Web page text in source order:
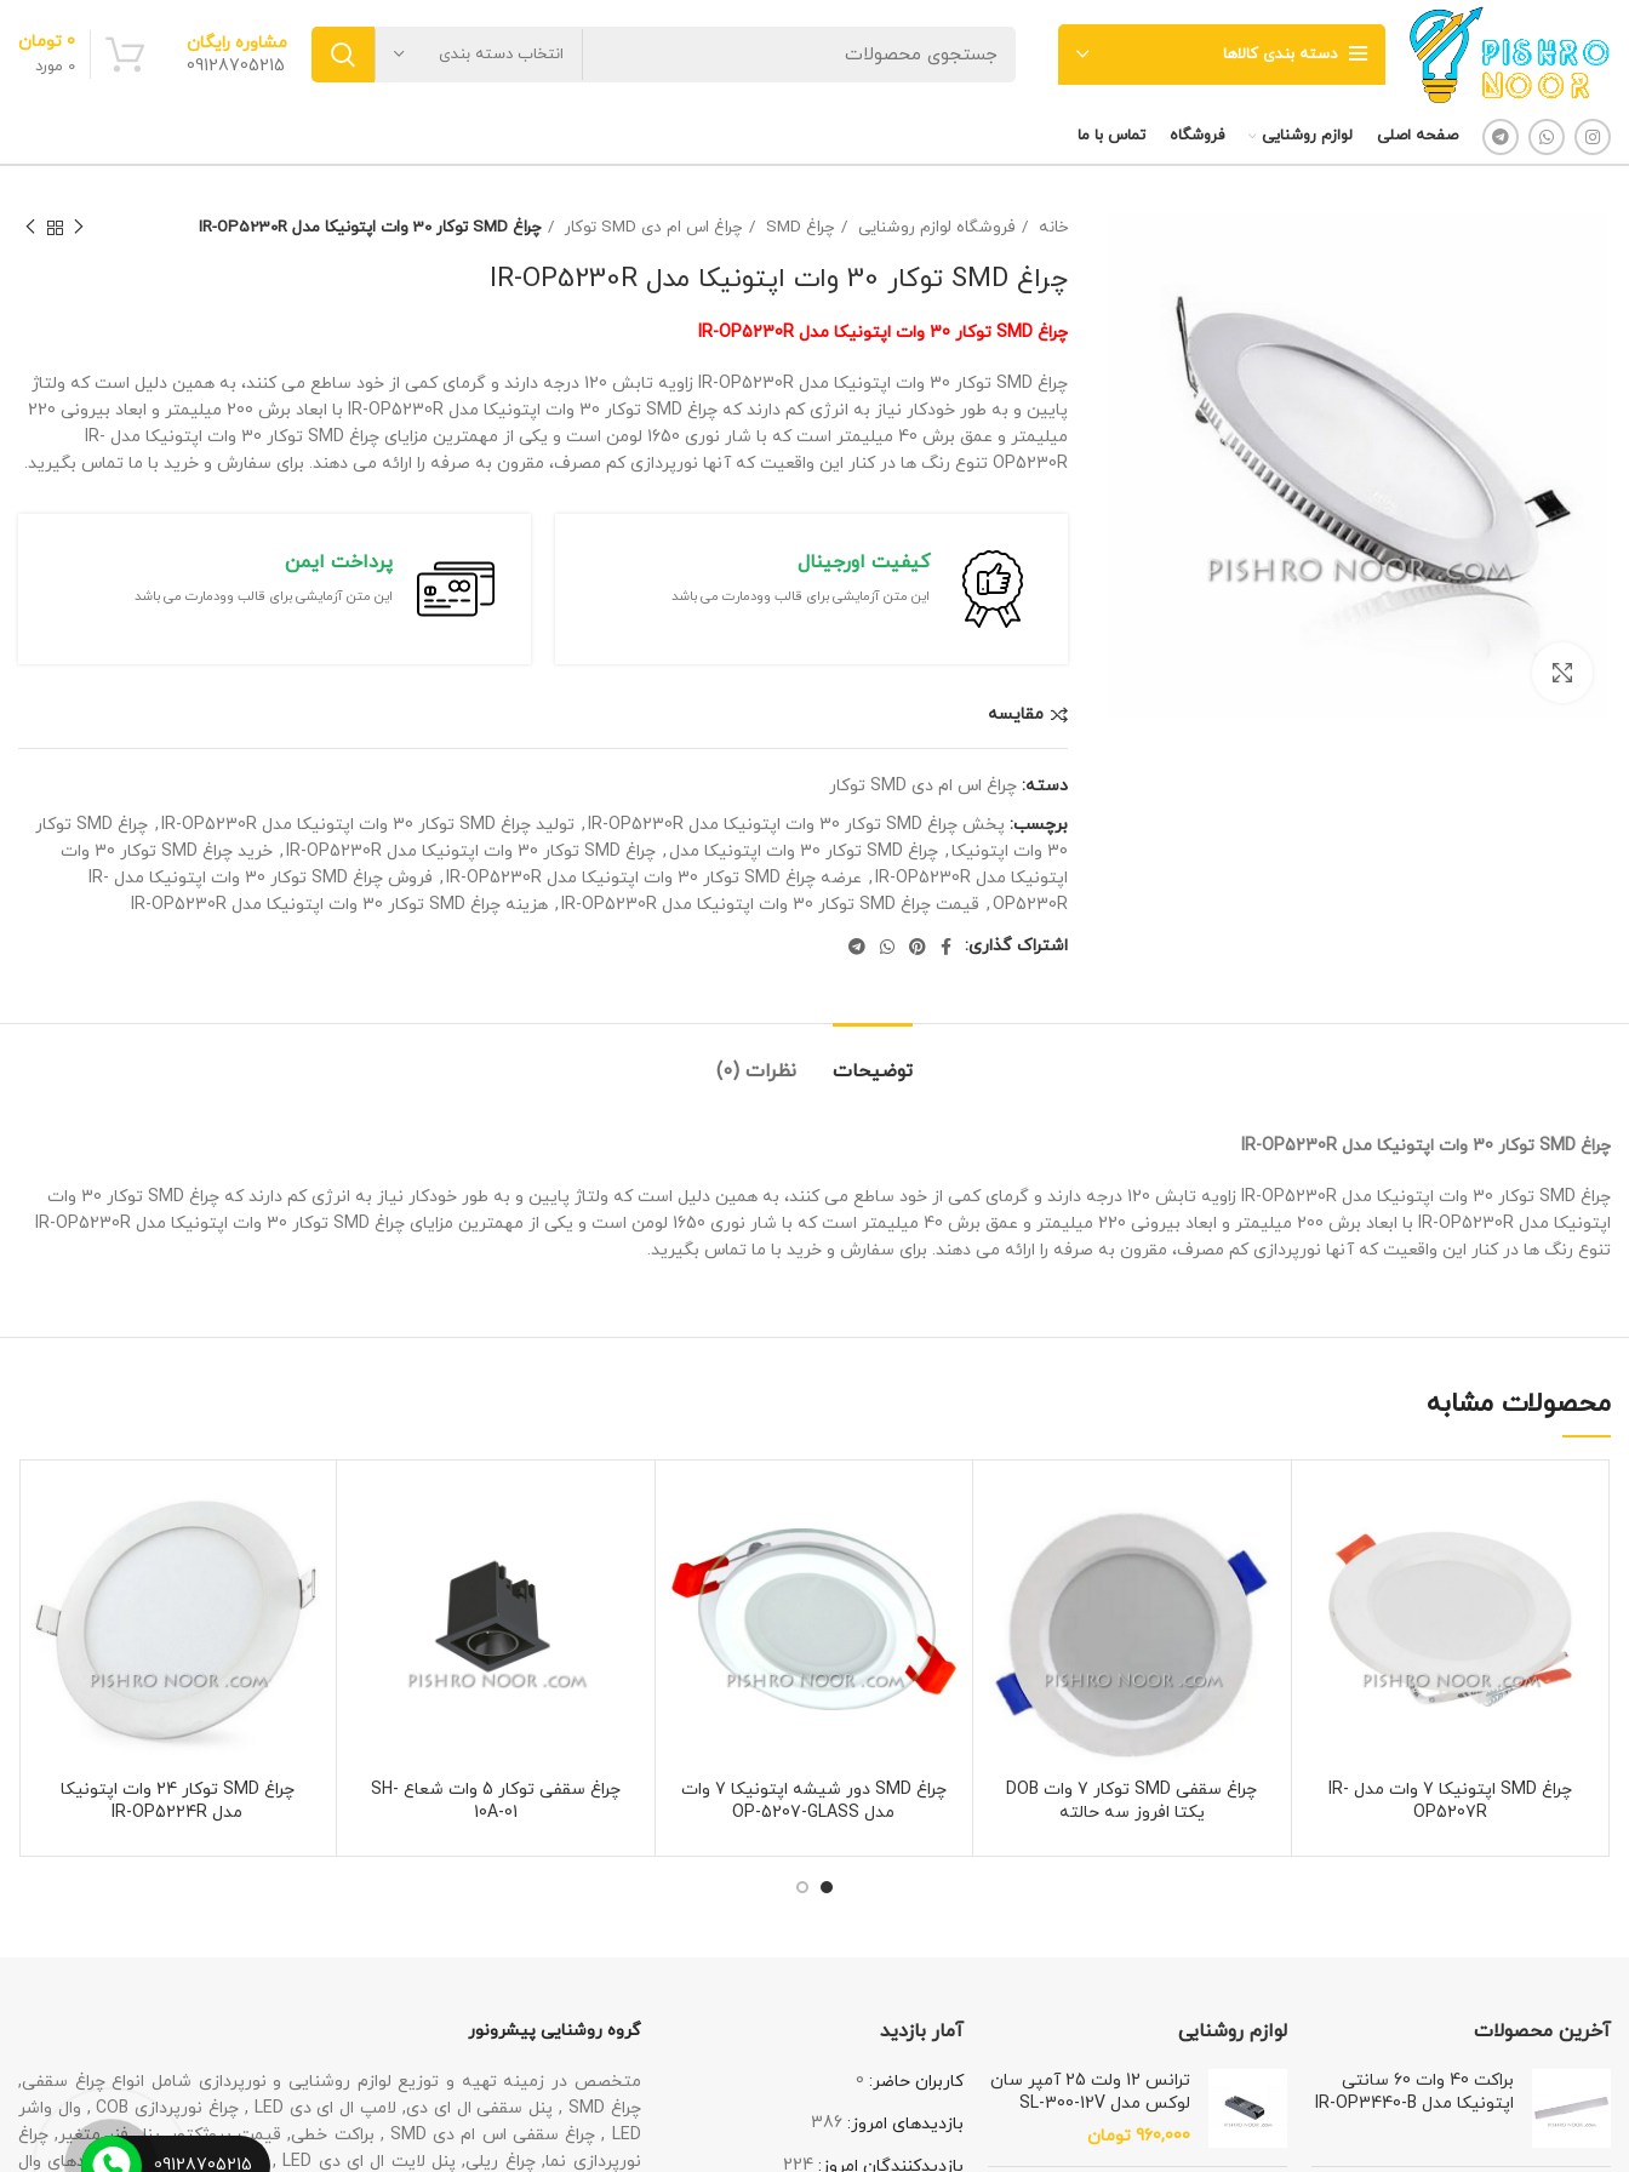
دسته بندی کالاها انتخاب دسته بندی
مشاوره رایگان
09128705215
0 مورد
0 تومان
صفحه اصلی لوازم روشنایی فروشگاه تماس با ما
خانه فروشگاه لوازم روشنایی چراغ SMD چراغ اس ام دی SMD توکار چراغ SMD توکار 30 وات اپتونیکا مدل IR-OP5230R
چراغ SMD توکار 30 وات اپتونیکا مدل IR-OP5230R
چراغ SMD توکار 30 وات اپتونیکا مدل IR-OP5230R
چراغ SMD توکار 30 وات اپتونیکا مدل IR-OP5230R زاویه تابش 120 درجه دارند و گرمای کمی از خود ساطع می کنند، به همین دلیل است که ولتاژ
پایین و به طور خودکار نیاز به انرژی کم دارند که چراغ SMD توکار 30 وات اپتونیکا مدل IR-OP5230R با ابعاد برش 200 میلیمتر و ابعاد بیرونی 220
میلیمتر و عمق برش 40 میلیمتر است که با شار نوری 1650 لومن است و یکی از مهمترین مزایای چراغ SMD توکار 30 وات اپتونیکا مدل IR-
OP5230R تنوع رنگ ها در کنار این واقعیت که آنها نورپردازی کم مصرف، مقرون به صرفه را ارائه می دهند. برای سفارش و خرید با ما تماس بگیرید.
کیفیت اورجینال
این متن آزمایشی برای قالب وودمارت می باشد
پرداخت ایمن
این متن آزمایشی برای قالب وودمارت می باشد
مقايسه
دسته: چراغ اس ام دی SMD توکار
برچسب: پخش چراغ SMD توکار 30 وات اپتونیکا مدل IR-OP5230R , تولید چراغ SMD توکار 30 وات اپتونیکا مدل IR-OP5230R ,
چراغ SMD توکار
30 وات اپتونیکا
, چراغ SMD توکار 30 وات اپتونیکا مدل , چراغ SMD توکار 30 وات اپتونیکا مدل IR-OP5230R ,
خرید چراغ SMD توکار 30 وات
اپتونیکا مدل IR-OP5230R
, عرضه چراغ SMD توکار 30 وات اپتونیکا مدل IR-OP5230R ,
فروش چراغ SMD توکار 30 وات اپتونیکا مدل IR-
OP5230R
, قیمت چراغ SMD توکار 30 وات اپتونیکا مدل IR-OP5230R , هزینه چراغ SMD توکار 30 وات اپتونیکا مدل IR-OP5230R
اشتراک گذاری:
توضیحات نظرات (0)
چراغ SMD توکار 30 وات اپتونیکا مدل IR-OP5230R
چراغ SMD توکار 30 وات اپتونیکا مدل IR-OP5230R زاویه تابش 120 درجه دارند و گرمای کمی از خود ساطع می کنند، به همین دلیل است که ولتاژ پایین و به طور خودکار نیاز به انرژی کم دارند که چراغ SMD توکار 30 وات
اپتونیکا مدل IR-OP5230R با ابعاد برش 200 میلیمتر و ابعاد بیرونی 220 میلیمتر و عمق برش 40 میلیمتر است که با شار نوری 1650 لومن است و یکی از مهمترین مزایای چراغ SMD توکار 30 وات اپتونیکا مدل IR-OP5230R
تنوع رنگ ها در کنار این واقعیت که آنها نورپردازی کم مصرف، مقرون به صرفه را ارائه می دهند. برای سفارش و خرید با ما تماس بگیرید.
محصولات مشابه
چراغ SMD اپتونیکا 7 وات مدل IR-
OP5207R
چراغ سقفی SMD توکار 7 وات DOB
یکتا افروز سه حالته
چراغ SMD دور شیشه اپتونیکا 7 وات
مدل OP-5207-GLASS
چراغ سقفی توکار 5 وات شعاع SH-
10A-01
چراغ SMD توکار 24 وات اپتونیکا
مدل IR-OP5224R
آخرین محصولات
براکت 40 وات 60 سانتی
اپتونیکا مدل IR-OP3440-B
لوازم روشنایی
ترانس 12 ولت 25 آمپر سان
لوکس مدل SL-300-12V
960,000 تومان
آمار بازدید
کاربران حاضر: 0
بازدیدهای امروز: 386
بازدیدکنندگان امروز: 224
گروه روشنایی پیشرونور
متخصص در زمینه تهیه و توزیع لوازم روشنایی و نورپردازی شامل انواع چراغ سقفی,
چراغ SMD , پنل سقفی ال ای دی, لامپ ال ای دی LED , چراغ نورپردازی COB , وال واشر
LED , چراغ سقفی اس ام دی SMD , براکت خطی, قیمت پروژکتور, پنل فنر متغیر, چراغ
نورپردازی نما, چراغ ریلی, پنل لایت ال ای دی LED , کلید و پریز و بهترین برندهای وال
09128705215